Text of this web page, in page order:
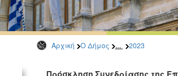
Αρχική Ο Δήμος ... 2023